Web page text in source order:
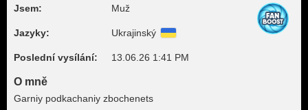
Jsem: Muž
Jazyky: Ukrajinský
Poslední vysílání: 13.06.26 1:41 PM
O mně
Garniy podkachaniy zbochenets